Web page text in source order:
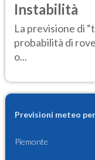
Instabilità
La previsione di
probabilità di
o...
Previsioni meteo
Piemonte